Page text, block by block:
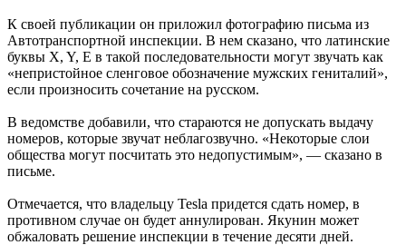
К своей публикации он приложил фотографию письма из
Автотранспортной инспекции. В нем сказано, что латинские
буквы X, Y, E в такой последовательности могут звучать как
«непристойное сленговое обозначение мужских гениталий»,
если произносить сочетание на русском.
В ведомстве добавили, что стараются не допускать выдачу
номеров, которые звучат неблагозвучно. «Некоторые слои
общества могут посчитать это недопустимым», — сказано в
письме.
Отмечается, что владельцу Tesla придется сдать номер, в
противном случае он будет аннулирован. Якунин может
обжаловать решение инспекции в течение десяти дней.